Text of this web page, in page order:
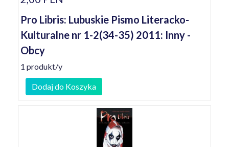
Pro Libris: Lubuskie Pismo Literacko-
Kulturalne nr 1-2(34-35) 2011: Inny -
Obcy
1 produkt/y
Dodaj do Koszyka